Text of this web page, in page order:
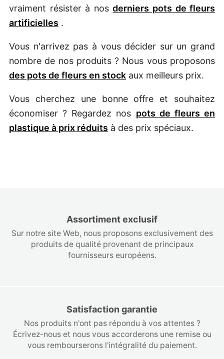
Assortiment exclusif
Sur notre site Web, nous proposons exclusivement des
produits de qualité provenant de principaux
fournisseurs européens.
Satisfaction garantie
Nos produits n'ont pas répondu à vos attentes ?
Écrivez-nous et nous vous accorderons une remise ou
vous rembourserons l'intégralité du paiement.
vraiment résister à nosderniers pots de fleurs
artificielles .
Vous n'arrivez pas à vous décider sur un grand
nombre de nos produits ? Nous vous proposons
des pots de fleurs en stockaux meilleurs prix.
Vous cherchez une bonne offre et souhaitez
économiser ? Regardez nos pots de fleurs en
plastique à prix réduits à des prix spéciaux.